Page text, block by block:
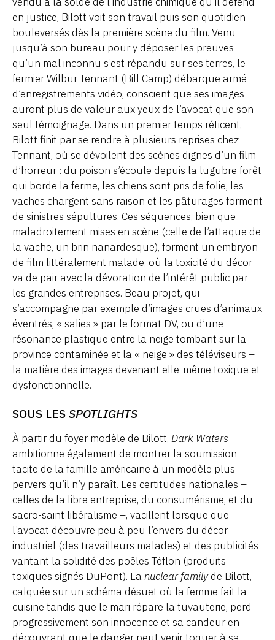
en justice, Bilott voit son travail puis son quotidien
bouleversés dès la première scène du film. Venu
jusqu’à son bureau pour y déposer les preuves
qu’un mal inconnu s’est répandu sur ses terres, le
fermier Wilbur Tennant (Bill Camp) débarque armé
d’enregistrements vidéo, conscient que ses images
auront plus de valeur aux yeux de l’avocat que son
seul témoignage. Dans un premier temps réticent,
Bilott finit par se rendre à plusieurs reprises chez
Tennant, où se dévoilent des scènes dignes d’un film
d’horreur : du poison s’écoule depuis la lugubre forêt
qui borde la ferme, les chiens sont pris de folie, les
vaches chargent sans raison et les pâturages forment
de sinistres sépultures. Ces séquences, bien que
maladroitement mises en scène (celle de l’attaque de
la vache, un brin nanardesque), forment un embryon
de film littéralement malade, où la toxicité du décor
va de pair avec la dévoration de l’intérêt public par
les grandes entreprises. Beau projet, qui
s’accompagne par exemple d’images crues d’animaux
éventrés, « salies » par le format DV, ou d’une
résonance plastique entre la neige tombant sur la
province contaminée et la « neige » des téléviseurs –
la matière des images devenant elle-même toxique et
dysfonctionnelle.
SOUS LES SPOTLIGHTS
À partir du foyer modèle de Bilott, Dark Waters
ambitionne également de montrer la soumission
tacite de la famille américaine à un modèle plus
pervers qu’il n’y paraît. Les certitudes nationales –
celles de la libre entreprise, du consumérisme, et du
sacro-saint libéralisme –, vacillent lorsque que
l’avocat découvre peu à peu l’envers du décor
industriel (des travailleurs malades) et des publicités
vantant la solidité des poêles Téflon (produits
toxiques signés DuPont). La nuclear familyde Bilott,
calquée sur un schéma désuet où la femme fait la
cuisine tandis que le mari répare la tuyauterie, perd
progressivement son innocence et sa candeur en